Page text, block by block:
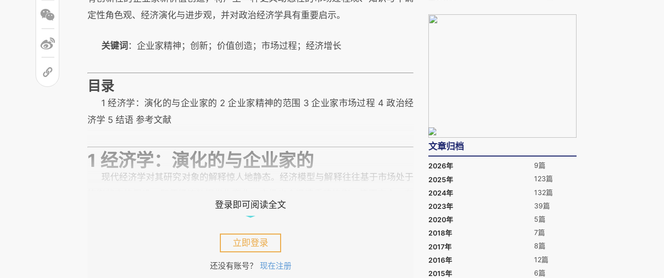
定性角色观、经济演化与进步观，并对政治经济学具有重要启示。
关键词 ：企业家精神；创新；价值创造；市场过程；经济增长
目录
1 经济学：演化的与企业家的 2 企业家精神的范围 3 企业家市场过程 4 政治经
济学 5 结语 参考文献
1 经济学：演化的与企业家的
现代经济学对其研究对象的解释惊人地静态。经济模型与解释往往基于市场处于
当前的实践中，经济学缺乏对动态性的支撑，无法解释经济如何随时间演化、展开
登录即可阅读全文
立即登录
还没有账号？ 现在注册
文章归档
2026年
9篇
2025年
123篇
2024年
132篇
2023年
39篇
2020年
5篇
2018年
7篇
2017年
8篇
2016年
12篇
2015年
6篇